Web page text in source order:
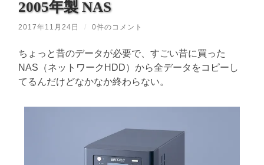
2005年製 NAS
2017年11月24日 / 0件のコメント
ちょっと昔のデータが必要で、すごい昔に買った
NAS（ネットワークHDD）から全データをコピーし
てるんだけどなかなか終わらない。